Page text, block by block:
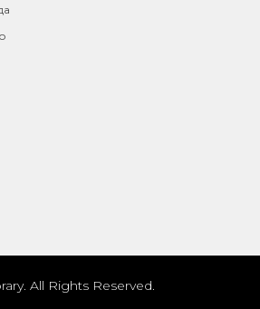
All Rights Reserved.